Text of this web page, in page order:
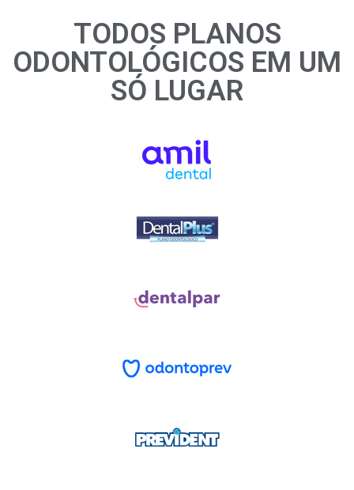
TODOS PLANOS
ODONTOLÓGICOS EM UM
SÓ LUGAR